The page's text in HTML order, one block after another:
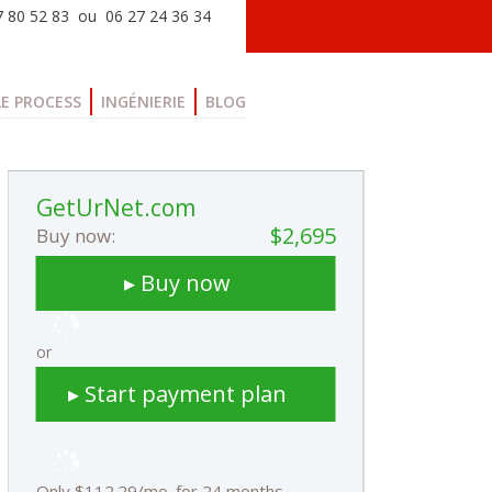
52 83 ou 06 27 24 36 34
PROCESS INGÉNIERIE BLOG
GetUrNet.com
Buy now:
$2,695
▸ Buy now
or
▸ Start payment plan